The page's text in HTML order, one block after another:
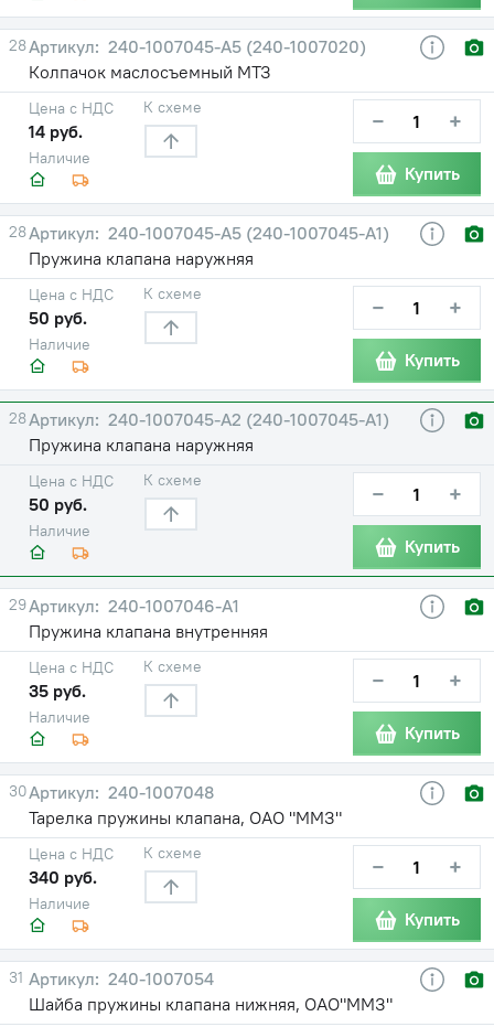
28
240-1007045-А5 (240-1007020)
Колпачок маслосъемный МТЗ
Наличие
Цена с НДС
14 руб.
К схеме − +
Купить
28
240-1007045-А5 (240-1007045-А1)
Пружина клапана наружняя
Наличие
Цена с НДС
50 руб.
К схеме − +
Купить
28
240-1007045-А2 (240-1007045-А1)
Пружина клапана наружняя
Наличие
Цена с НДС
50 руб.
К схеме − +
Купить
29
240-1007046-А1
Пружина клапана внутренняя
Наличие
Цена с НДС
35 руб.
К схеме − +
Купить
30
240-1007048
Тарелка пружины клапана, ОАО "ММЗ"
Наличие
Цена с НДС
340 руб.
К схеме − +
Купить
31
240-1007054
Шайба пружины клапана нижняя, ОАО"ММЗ"